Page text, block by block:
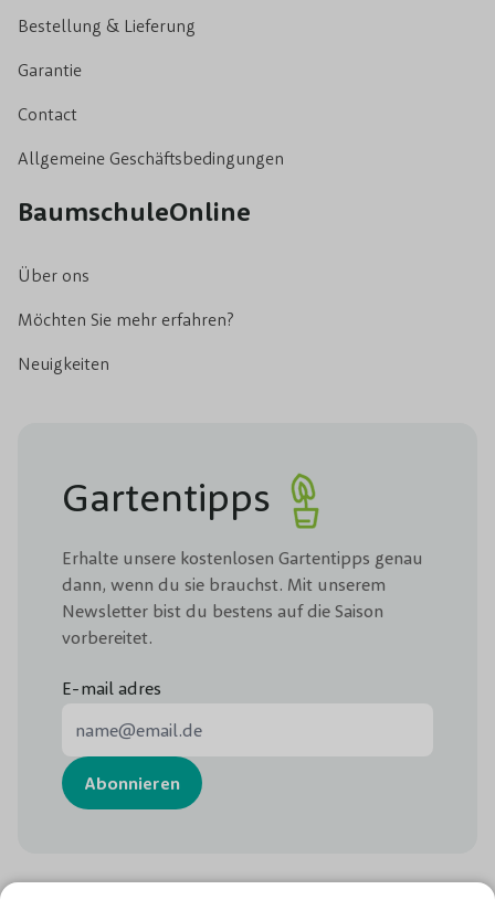
Bestellung & Lieferung
Garantie
Contact
Allgemeine Geschäftsbedingungen
BaumschuleOnline
Über ons
Möchten Sie mehr erfahren?
Neuigkeiten
Gartentipps
Erhalte unsere kostenlosen Gartentipps genau
dann, wenn du sie brauchst. Mit unserem
Newsletter bist du bestens auf die Saison
vorbereitet.
E-mail adres
Abonnieren